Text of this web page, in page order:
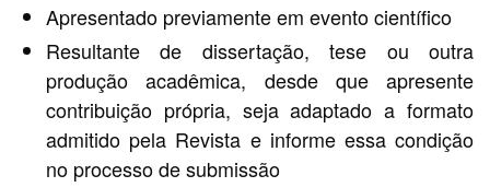
Apresentado previamente em evento científico
Resultante de dissertação, tese ou outra
produção acadêmica, desde que apresente
contribuição própria, seja adaptado a formato
admitido pela Revista e informe essa condição
no processo de submissão